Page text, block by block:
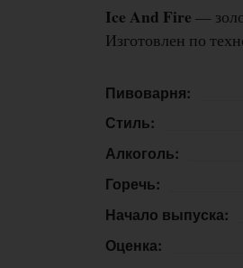
Ice And Fire —
Изготовлен по
Пивоварня:
Стиль:
Алкоголь:
Горечь:
Начало выпуска:
Оценка: